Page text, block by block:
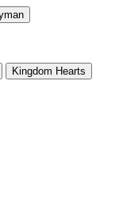
Kingdom Hearts